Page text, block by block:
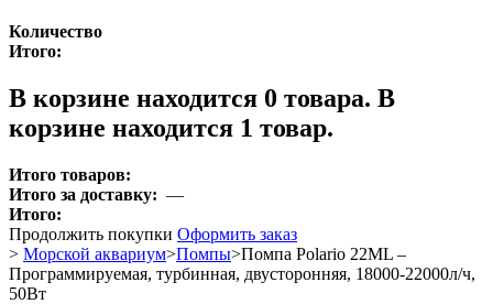
Количество
Итого:
В корзине находится 0 товара. В
корзине находится 1 товар.
Итого товаров:
Итого за доставку: —
Итого:
Продолжить покупки Оформить заказ
> Морской аквариум>Помпы>Помпа Polario 22ML –
Программируемая, турбинная, двусторонняя, 18000-22000л/ч,
50Вт